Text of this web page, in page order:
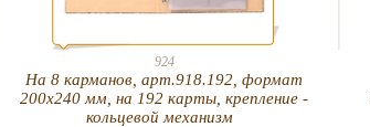
924
На 8 карманов, арт.918.192, формат
200х240 мм, на 192 карты, крепление -
кольцевой механизм